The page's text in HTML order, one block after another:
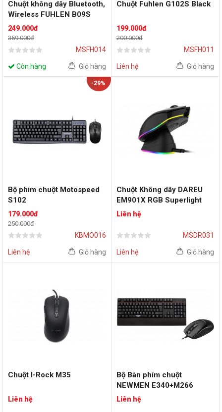
Chuột không dây Bluetooth,
Wireless FUHLEN B09S
Silent đen
249.000đ
359.000đ
MSFH014
Còn hàng Giỏ hàng
Chuột Fuhlen G102S Black
199.000đ
200.000đ
MSFH011
Liên hệ Giỏ hàng
-29%
Bộ phím chuột Motospeed
S102
179.000đ
250.000đ
KBMO016
Liên hệ Giỏ hàng
Chuột Không dây DAREU
EM901X RGB Superlight
Wireless (Black)
Liên hệ
MSDR031
Liên hệ Giỏ hàng
Chuột I-Rock M35
Liên hệ
Bộ Bàn phím chuột
NEWMEN E340+M266
Liên hệ